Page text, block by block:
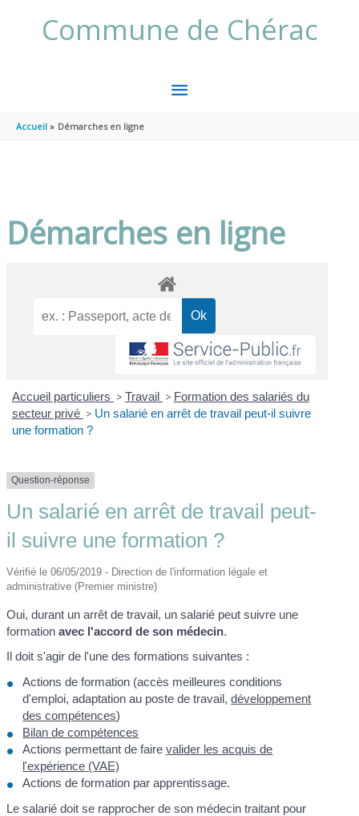
Commune de Chérac
MENU
Accueil Démarches en ligne
Démarches en ligne
Accueil particuliers > Travail > Formation des salariés du
secteur privé > Un salarié en arrêt de travail peut-il suivre
une formation ?
Question-réponse
Un salarié en arrêt de travail peut-
il suivre une formation ?
Vérifié le 06/05/2019 - Direction de l'information légale et
administrative (Premier ministre)
Oui, durant un arrêt de travail, un salarié peut suivre une
formationavec l'accord de son médecin.
Il doit s'agir de l'une des formations suivantes :
Actions de formation (accès meilleures conditions
d'emploi, adaptation au poste de travail,développement
des compétences)
Bilan de compétences
Actions permettant de fairevalider les acquis de
l'expérience (VAE)
Actions de formation par apprentissage.
Le salarié doit se rapprocher de son médecin traitant pour